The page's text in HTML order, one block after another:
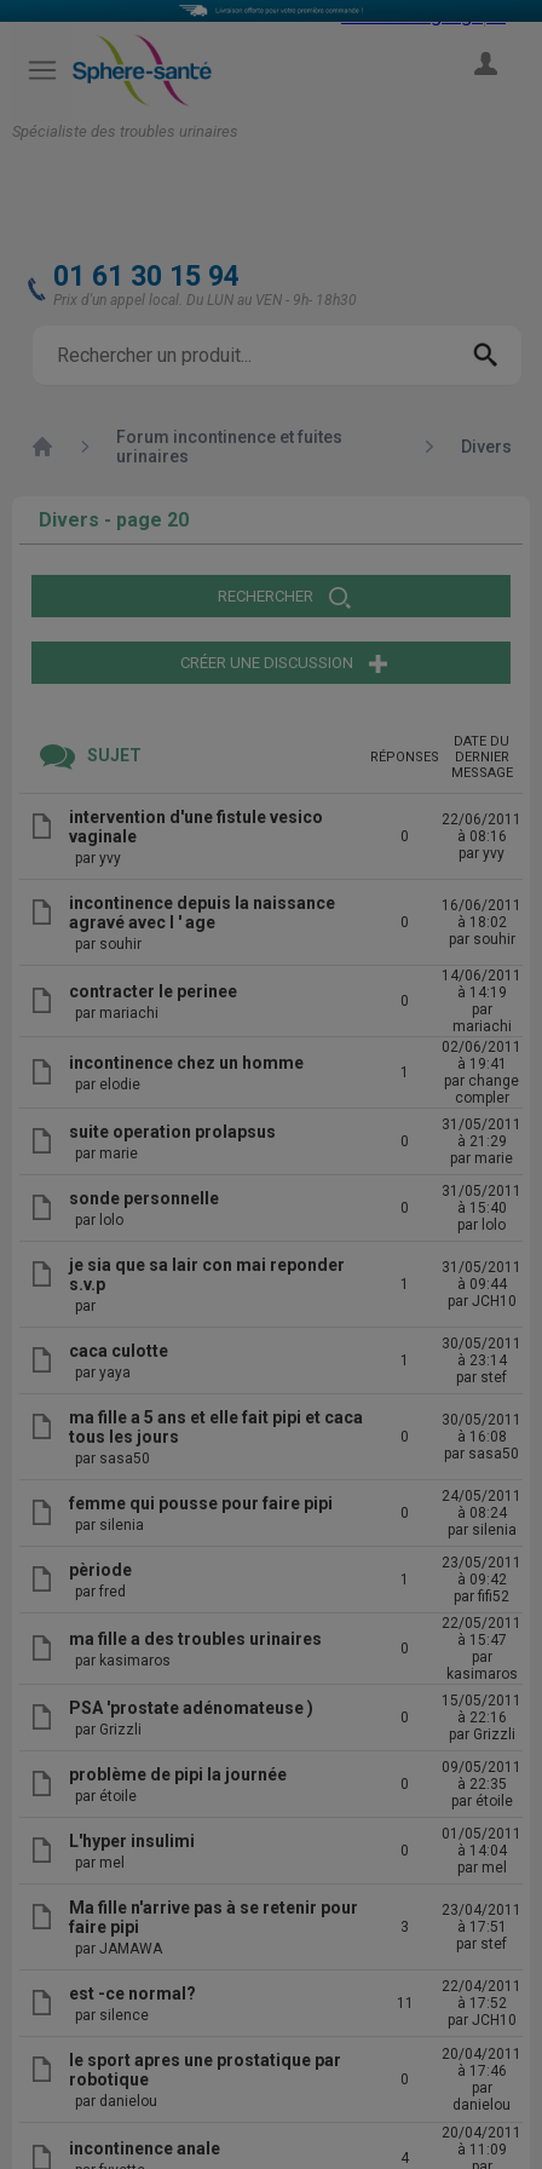
Spécialiste des troubles urinaires
Select Language
01 61 30 15 94
Prix d'un appel local. Du LUN au VEN - 9h- 18h30
Accueil
Forum incontinence et fuites
urinaires
Divers
Divers - page 20
RECHERCHER
CRÉER UNE DISCUSSION
SUJET RÉPONSES
DATE DU
DERNIER
MESSAGE
intervention d'une fistule vesico
vaginale
par yvy
0
22/06/2011
à 08:16
par yvy
incontinence depuis la naissance
agravé avec l ' age
par souhir
0
16/06/2011
à 18:02
par souhir
contracter le perinee
par mariachi
0
14/06/2011
à 14:19
par
mariachi
incontinence chez un homme
par elodie
1
02/06/2011
à 19:41
par change
compler
suite operation prolapsus
par marie
0
31/05/2011
à 21:29
par marie
sonde personnelle
par lolo
0
31/05/2011
à 15:40
par lolo
je sia que sa lair con mai reponder
s.v.p
par
1
31/05/2011
à 09:44
par JCH10
caca culotte
par yaya
1
30/05/2011
à 23:14
par stef
ma fille a 5 ans et elle fait pipi et caca
tous les jours
par sasa50
0
30/05/2011
à 16:08
par sasa50
femme qui pousse pour faire pipi
par silenia
0
24/05/2011
à 08:24
par silenia
pèriode
par fred
1
23/05/2011
à 09:42
par fifi52
ma fille a des troubles urinaires
par kasimaros
0
22/05/2011
à 15:47
par
kasimaros
PSA 'prostate adénomateuse )
par Grizzli
0
15/05/2011
à 22:16
par Grizzli
problème de pipi la journée
par étoile
0
09/05/2011
à 22:35
par étoile
L'hyper insulimi
par mel
0
01/05/2011
à 14:04
par mel
Ma fille n'arrive pas à se retenir pour
faire pipi
par JAMAWA
3
23/04/2011
à 17:51
par stef
est -ce normal?
par silence
11
22/04/2011
à 17:52
par JCH10
le sport apres une prostatique par
robotique
par danielou
0
20/04/2011
à 17:46
par
danielou
incontinence anale 4
20/04/2011
à 11:09